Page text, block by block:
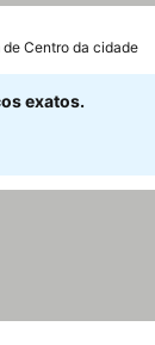
de Centro da cidade
exatos.